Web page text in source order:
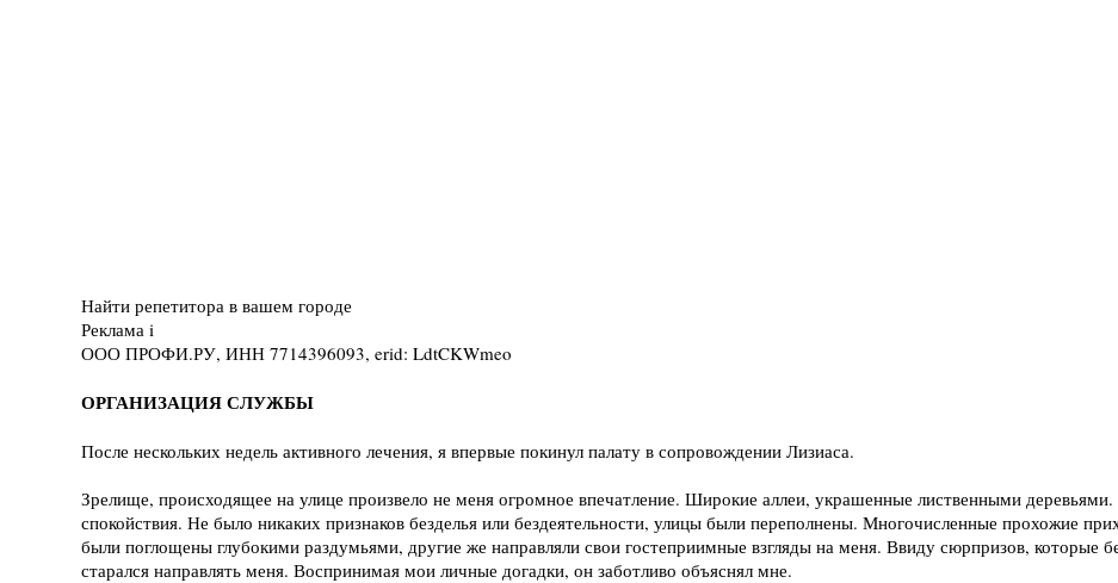
Найти репетитора в вашем городе
Реклама i
ООО ПРОФИ.РУ, ИНН 7714396093, erid: LdtCKWmeo
ОРГАНИЗАЦИЯ СЛУЖБЫ
После нескольких недель активного лечения, я впервые покинул палату в сопровождении Лизиаса.
Зрелище, происходящее на улице произвело не меня огромное впечатление. Широкие аллеи, украшенные лиственными
спокойствия. Не было никаких признаков безделья или бездеятельности, улицы были переполнены. Многочисленные прохожие
были поглощены глубокими раздумьями, другие же направляли свои гостеприимные взгляды на меня. Ввиду сюрпризов, которые
старался направлять меня. Воспринимая мои личные догадки, он заботливо объяснял мне.